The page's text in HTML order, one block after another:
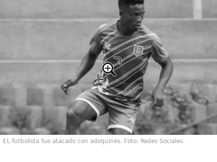
EL futbolista fue atacado con adoquines. Foto: Redes Sociales.